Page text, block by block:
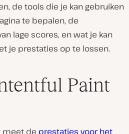
de tools die je kan gebruiken
te bepalen, de
lage scores, en wat je kan
je prestaties op te lossen.
Paint
meet de prestaties voor het